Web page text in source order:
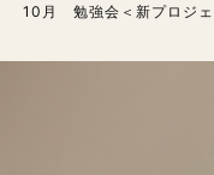
10月 勉強会＜新プロジェ